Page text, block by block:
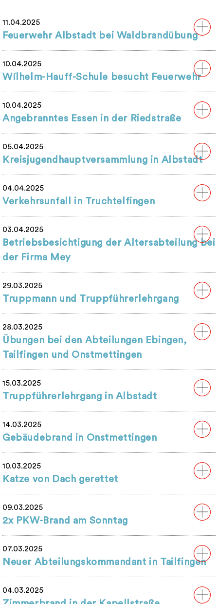
11.04.2025
Feuerwehr Albstadt bei Waldbrandübung
10.04.2025
Wílhelm-Hauff-Schule besucht Feuerwehr
10.04.2025
Angebranntes Essen in der Riedstraße
05.04.2025
Kreisjugendhauptversammlung in Albstadt
04.04.2025
Verkehrsunfall in Truchtelfingen
03.04.2025
Betriebsbesichtigung der Altersabteilung bei
der Firma Mey
29.03.2025
Truppmann und Truppführerlehrgang
28.03.2025
Übungen bei den Abteilungen Ebingen,
Tailfingen und Onstmettingen
15.03.2025
Truppführerlehrgang in Albstadt
14.03.2025
Gebäudebrand in Onstmettingen
10.03.2025
Katze von Dach gerettet
09.03.2025
2x PKW-Brand am Sonntag
07.03.2025
Neuer Abteilungskommandant in Tailfingen
04.03.2025